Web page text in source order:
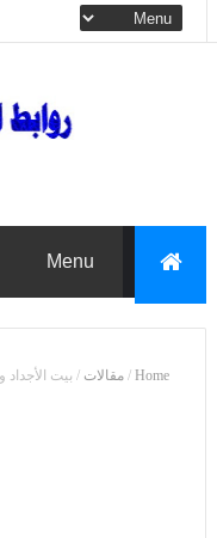
Home
/ مقالات / بيت الأجداد